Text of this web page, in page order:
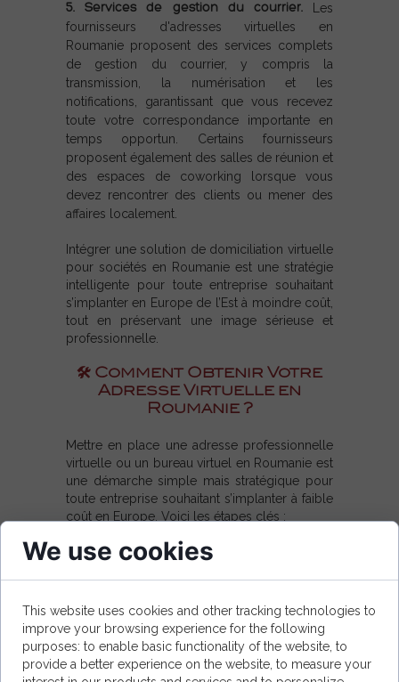
5. Services de gestion du courrier.
Les
fournisseurs d'adresses virtuelles en
Roumanie proposent des services complets
de gestion du courrier, y compris la
transmission, la numérisation et les
notifications, garantissant que vous recevez
toute votre correspondance importante en
temps opportun. Certains fournisseurs
proposent également des salles de réunion et
des espaces de coworking lorsque vous
devez rencontrer des clients ou mener des
affaires localement.
Intégrer une solution de domiciliation virtuelle
pour sociétés en Roumanie est une stratégie
intelligente pour toute entreprise souhaitant
s’implanter en Europe de l’Est à moindre coût,
tout en préservant une image sérieuse et
professionnelle.
🛠️ Comment Obtenir Votre
Adresse Virtuelle en
Roumanie ?
Mettre en place une adresse professionnelle
virtuelle ou un bureau virtuel en Roumanie est
une démarche simple mais stratégique pour
toute entreprise souhaitant s’implanter à faible
coût en Europe. Voici les étapes clés :
✅Choisissez un Prestataire Fiable.
commerciale et de bureau virtuel en
Roumanie. Optez pour un fournisseur
expérimenté en solution de domiciliation
virtuelle pour sociétés en Roumanie, capable
We use cookies
This website uses cookies and other tracking technologies to
improve your browsing experience for the following
purposes: to enable basic functionality of the website, to
provide a better experience on the website, to measure your